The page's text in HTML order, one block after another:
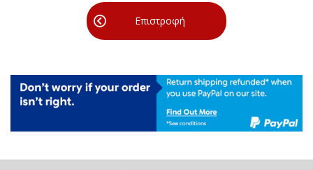
Επιστροφή